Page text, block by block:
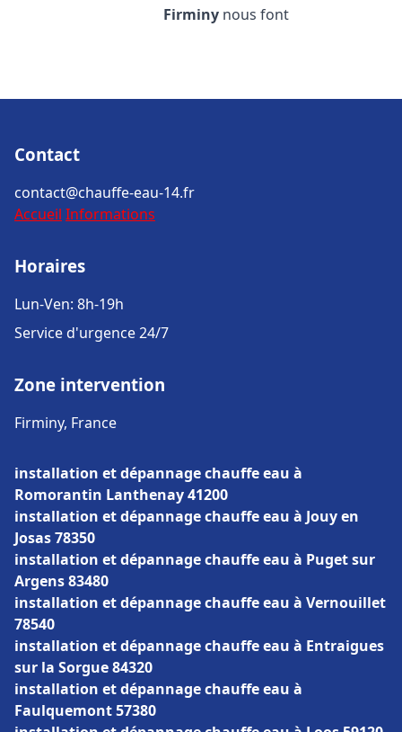
Firminy nous font
Contact
contact@chauffe-eau-14.fr
Accueil Informations
Horaires
Lun-Ven: 8h-19h
Service d'urgence 24/7
Zone intervention
Firminy, France
installation et dépannage chauffe eau à
Romorantin Lanthenay 41200
installation et dépannage chauffe eau à Jouy en
Josas 78350
installation et dépannage chauffe eau à Puget sur
Argens 83480
installation et dépannage chauffe eau à Vernouillet
78540
installation et dépannage chauffe eau à Entraigues
sur la Sorgue 84320
installation et dépannage chauffe eau à
Faulquemont 57380